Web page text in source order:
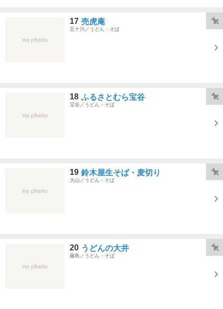
17 売虎庵
五十川／うどん・そば
18 ふるさとむら宝谷
宝谷／うどん・そば
19 鈴木屋生そば・麦切り
大山／うどん・そば
20 うどんの大井
藤島／うどん・そば